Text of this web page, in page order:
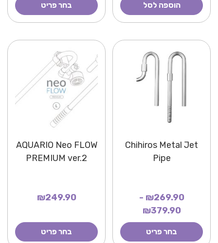
הוספה לסל בחר פריט
Chihiros Metal Jet
Pipe
₪269.90 -
₪379.90
בחר פריט
AQUARIO Neo FLOW
PREMIUM ver.2
₪249.90
בחר פריט